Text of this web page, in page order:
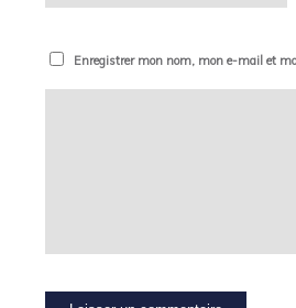
Enregistrer mon nom, mon e-mail et